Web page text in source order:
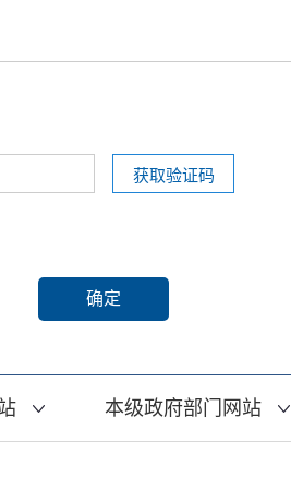
本级政府部门网站